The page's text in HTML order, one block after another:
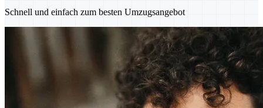
Schnell und einfach zum besten Umzugsangebot